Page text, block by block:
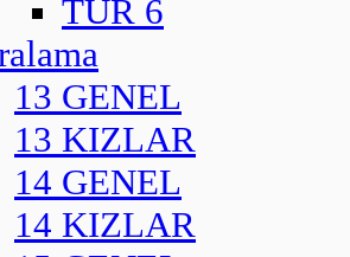
TUR 6
13 GENEL
13 KIZLAR
14 GENEL
14 KIZLAR